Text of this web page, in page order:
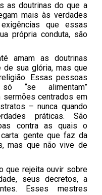
as doutrinas do que a
mais às verdades
que essas
própria conduta, são
amam as doutrinas
sua glória, mas que
Essas pessoas
“se alimentam”
sermões centrados em
– nunca quando
práticas. São
contra as quais o
gente que faz da
mas que não vive de
que rejeita ouvir sobre
seus decretos, a
Esses mestres